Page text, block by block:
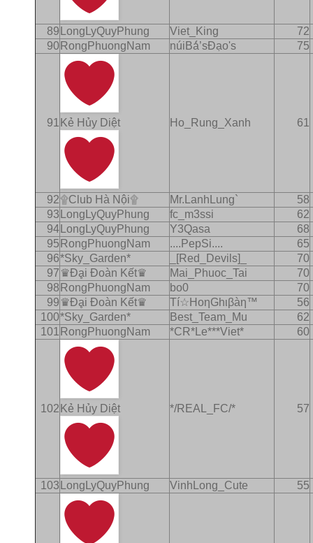
89 LongLyQuyPhung Viet_King
72
90 RongPhuongNam núiBá́’sĐạo's 75
91 Kẻ Hủy Diệt Ho_Rung_Xanh 61
92۩Club Hà Nội۩ Mr.LanhLung`
58
93
LongLyQuyPhung fc_m3ssi
62
94 LongLyQuyPhung Y3Qasa
68
95 RongPhuongNam ....PepSi....
65
96*Sky_Garden* _[Red_Devils]_
70
97 ♛Ðḁi Ðoàn Kết♛ Mai_Phuoc_Tai
70
98 RongPhuongNam bo0
70
99 ♛Ðḁi Ðoàn Kết♛ Τí☆ΗοηGhιβàη™
56
100*Sky_Garden* Best_Team_Mu
62
101 RongPhuongNam *CR*Le***Viet* 60
102 Kẻ Hủy Diệt */REAL_FC/* 57
103 LongLyQuyPhung VinhLong_Cute 55